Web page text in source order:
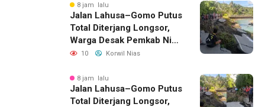
8 jam lalu
Jalan Lahusa–Gomo Putus
Total Diterjang Longsor,
Warga Desak Pemkab Nias
Selatan Bergerak Cepat
10 Korwil Nias
8 jam lalu
Jalan Lahusa–Gomo Putus
Total Diterjang Longsor,